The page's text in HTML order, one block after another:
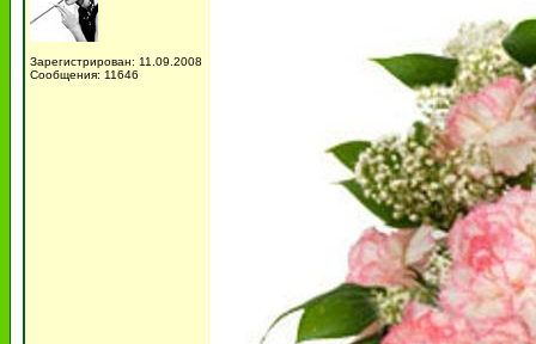
Зарегистрирован: 11.09.2008
Сообщения: 11646